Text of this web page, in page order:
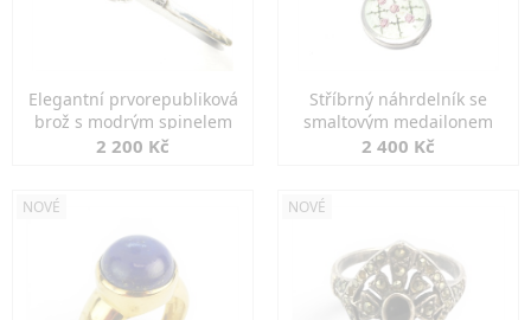
Elegantní prvorepubliková
brož s modrým spinelem
2 200 Kč
Stříbrný náhrdelník se
smaltovým medailonem
2 400 Kč
NOVÉ NOVÉ